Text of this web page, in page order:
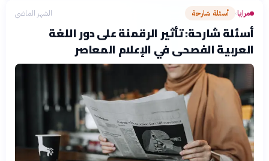
مرايا› أسئلة شارحة الشهر الماضي
أسئلة شارحة: تأثير الرقمنة على دور اللغة
العربية الفصحى في الإعلام المعاصر